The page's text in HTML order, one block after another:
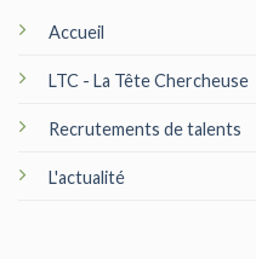
Accueil
LTC - La Tête Chercheuse
Recrutements de talents
L'actualité